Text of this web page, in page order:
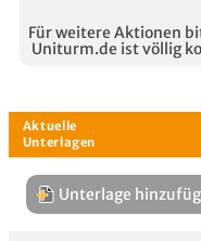
Für weitere Aktionen
Uniturm.de ist völlig
Unterlage